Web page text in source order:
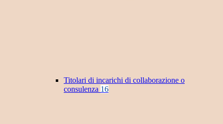
Titolari di incarichi di collaborazione o
consulenza 16